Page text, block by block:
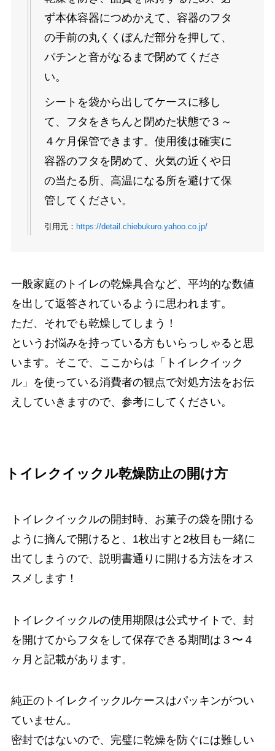
ず本体容器につめかえて、容器のフタ
の手前の丸くくぼんだ部分を押して、
パチンと音がなるまで閉めてくださ
い。
シートを袋から出してケースに移し
て、フタをきちんと閉めた状態で３～
４ケ月保管できます。使用後は確実に
容器のフタを閉めて、火気の近くや日
の当たる所、高温になる所を避けて保
管してください。
引用元： https://detail.chiebukuro.yahoo.co.jp/
一般家庭のトイレの乾燥具合など、平均的な数値
を出して返答されているように思われます。
ただ、それでも乾燥してしまう！
というお悩みを持っている方もいらっしゃると思
います。そこで、ここからは「トイレクイック
ル」を使っている消費者の観点で対処方法をお伝
えしていきますので、参考にしてください。
トイレクイックル乾燥防止の開け方
トイレクイックルの開封時、お菓子の袋を開ける
ように摘んで開けると、1枚出すと2枚目も一緒に
出てしまうので、説明書通りに開ける方法をオス
スメします！
トイレクイックルの使用期限は公式サイトで、封
を開けてからフタをして保存できる期間は３〜４
ヶ月と記載があります。
純正のトイレクイックルケースはパッキンがつい
ていません。
密封ではないので、完璧に乾燥を防ぐには難しい